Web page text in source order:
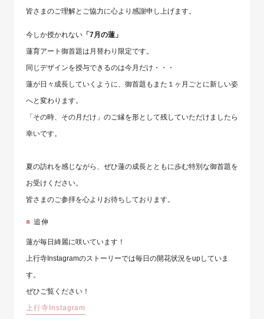
皆さまのご理解とご協力に心より感謝申し上げます。
今しか授かれない「7月の蓮」
蓮育アート御首題は月替わり限定です。
同じデザインを授与できるのは今月だけ・・・
蓮が日々成長していくように、御首題もまた１ヶ月ごとに新しい姿
へと変わります。
「その時、その月だけ」のご縁を形として残していただけましたら
幸いです。
夏の訪れを感じながら、ぜひ蓮の成長とともに歩む特別な御首題を
お受けください。
皆さまのご参拝を心よりお待ちしております。
追伸
蓮が毎日綺麗に咲いています！
上行寺Instagramのストーリーでは毎日の開花状況をupしていま
す。
ぜひご覧ください！
上行寺Instagram